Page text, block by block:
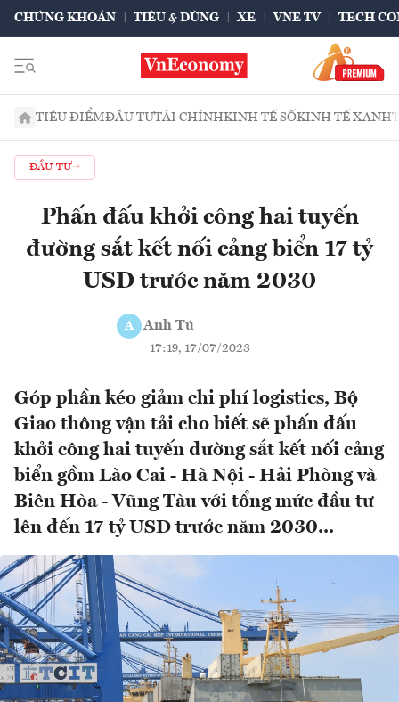
CHỨNG KHOÁN TIÊU & DÙNG XE VNE TV TECH
TIÊU ĐIỂMĐẦU TƯTÀI CHÍNHKINH TẾ SỐKINH TẾ XANH
ĐẦU TƯ
Phấn đấu khởi công hai tuyến
đường sắt kết nối cảng biển 17 tỷ
USD trước năm 2030
A Anh Tú
17:19, 17/07/2023
Góp phần kéo giảm chi phí logistics, Bộ
Giao thông vận tải cho biết sẽ phấn đấu
khởi công hai tuyến đường sắt kết nối cảng
biển gồm Lào Cai - Hà Nội - Hải Phòng và
Biên Hòa - Vũng Tàu với tổng mức đầu tư
lên đến 17 tỷ USD trước năm 2030...